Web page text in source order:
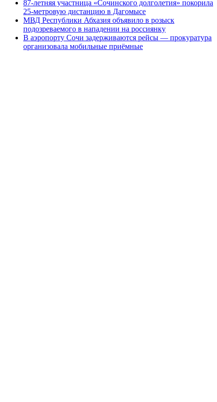
87-летняя участница «Сочинского долголетия» покорила
25-метровую дистанцию в Дагомысе
МВД Республики Абхазия объявило в розыск
подозреваемого в нападении на россиянку
В аэропорту Сочи задерживаются рейсы — прокуратура
организовала мобильные приёмные